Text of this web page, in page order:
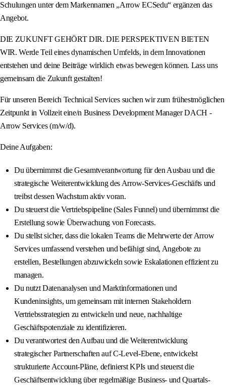
Schulungen unter dem Markennamen „Arrow ECSedu“ ergänzen das
Angebot.
DIE ZUKUNFT GEHÖRT DIR. DIE PERSPEKTIVEN BIETEN
WIR. Werde Teil eines dynamischen Umfelds, in dem Innovationen
entstehen und deine Beiträge wirklich etwas bewegen können. Lass uns
gemeinsam die Zukunft gestalten!
Für unseren Bereich Technical Services suchen wir zum frühestmöglichen
Zeitpunkt in Vollzeit eine/n Business Development Manager DACH -
Arrow Services (m/w/d).
Deine Aufgaben:
Du übernimmst die Gesamtverantwortung für den Ausbau und die
strategische Weiterentwicklung des Arrow-Services-Geschäfts und
treibst dessen Wachstum aktiv voran.
Du steuerst die Vertriebspipeline (Sales Funnel) und übernimmst die
Erstellung sowie Überwachung von Forecasts.
Du stellst sicher, dass die lokalen Teams die Mehrwerte der Arrow
Services umfassend verstehen und befähigt sind, Angebote zu
erstellen, Bestellungen abzuwickeln sowie Eskalationen effizient zu
managen.
Du nutzt Datenanalysen und Marktinformationen und
Kundeninsights, um gemeinsam mit internen Stakeholdern
Vertriebsstrategien zu entwickeln und neue, nachhaltige
Geschäftspotenziale zu identifizieren.
Du verantwortest den Aufbau und die Weiterentwicklung
strategischer Partnerschaften auf C-Level-Ebene, entwickelst
strukturierte Account-Pläne, definierst KPIs und steuerst die
Geschäftsentwicklung über regelmäßige Business- und Quartals-